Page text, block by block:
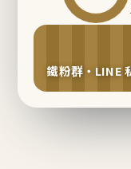
鐵粉群・LINE